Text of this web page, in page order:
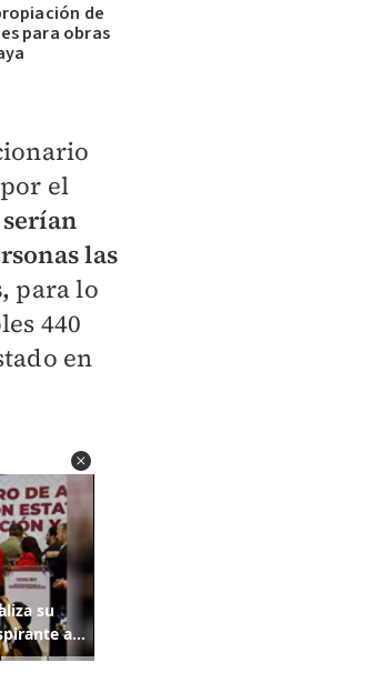
de
para obras
el
serían
las
para lo
440
en